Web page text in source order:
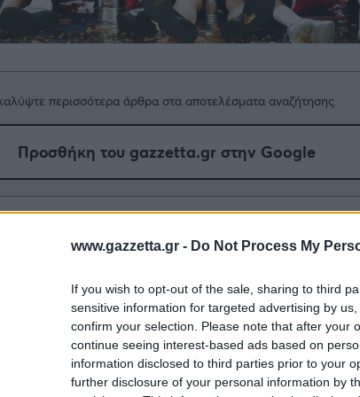
www.gazzetta.gr - Do Not Process My
If you wish to opt-out of the sale, sharing to third
sensitive information for targeted advertising by
confirm your selection. Please note that after your
continue seeing interest-based ads based on
information disclosed to third parties prior to your
further disclosure of your personal information by
περισσότερα άρθρα στα αποτελέσματα αναζήτησης.
Προσθήκη του gazzetta.gr στην Google
καταχωρείται στο αρχείο
στο Gazzetta, ο Δημήτρης
ταμείο!
μαραθώνιος: